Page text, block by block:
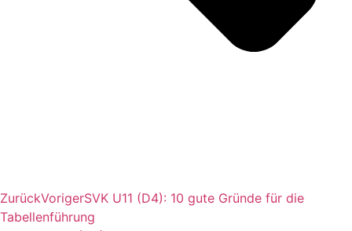
ZurückVorigerSVK U11 (D4): 10 gute Gründe für die
Tabellenführung